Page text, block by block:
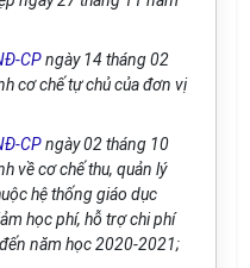
CPngày 14 tháng 02
cơ chế tự chủ của đơn vị
CPngày 02 tháng 10
về cơ chế thu, quản lý
hệ thống giáo dục
học phí, hỗ trợ chi phí
năm học 2020-2021;